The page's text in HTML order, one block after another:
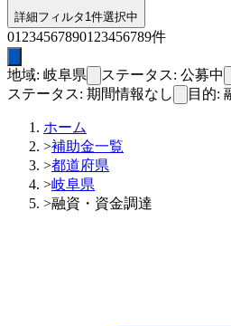
詳細フィルタ 1件選択中
01 2345678901 23456789件
地域: 岐阜県 ステータス: 公募中
ステータス: 期間情報なし
目的:
ホーム
>補助金一覧
>都道府県
>岐阜県
>融資・資金調達